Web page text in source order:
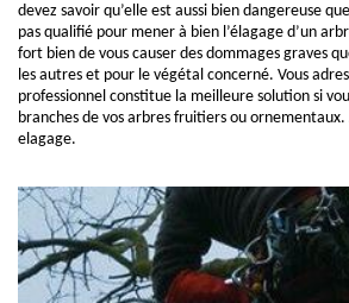
devez savoir qu’elle est aussi bien dangereuse
pas qualifié pour mener à bien l’élagage d’un
fort bien de vous causer des dommages graves
les autres et pour le végétal concerné. Vous
professionnel constitue la meilleure solution si
branches de vos arbres fruitiers ou
elagage.